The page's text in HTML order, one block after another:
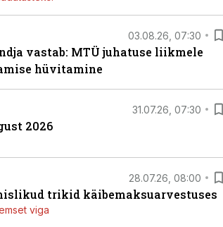
03.08.26, 07:30
vastab: MTÜ juhatuse liikmele
hüvitamine
31.07.26, 07:30
2026
28.07.26, 08:00
trikid käibemaksuarvestuses
viga